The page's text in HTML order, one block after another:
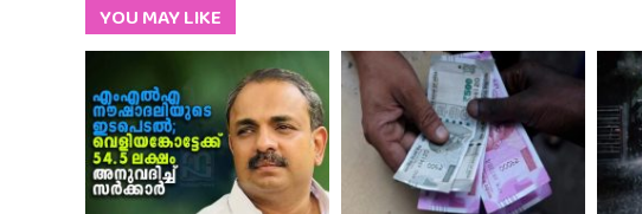
YOU MAY LIKE